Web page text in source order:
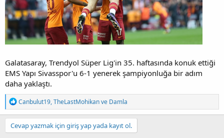
Galatasaray, Trendyol Süper Lig'in 35. haftasında konuk ettiği
EMS Yapı Sivasspor'u 6-1 yenerek şampiyonluğa bir adım
daha yaklaştı.
T
e
p
k
i
Canbulut19,TheLastMohikanve Damla
Cevap yazmak için giriş yap yada kayıt ol.